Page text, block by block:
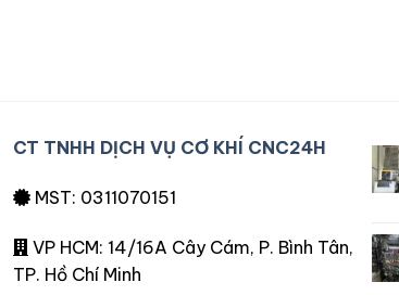
CT TNHH DỊCH VỤ CƠ KHÍ CNC24H
MST: 0311070151
VP HCM: 14/16A Cây Cám, P. Bình Tân,
TP. Hồ Chí Minh